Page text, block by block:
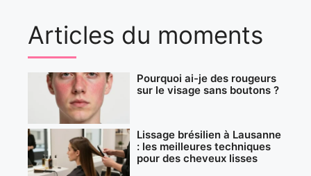
Articles du moments
Pourquoi ai-je des rougeurs
sur le visage sans boutons ?
Lissage brésilien à Lausanne
: les meilleures techniques
pour des cheveux lisses